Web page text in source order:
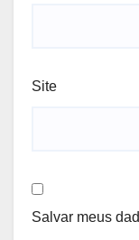
Site
Salvar meus